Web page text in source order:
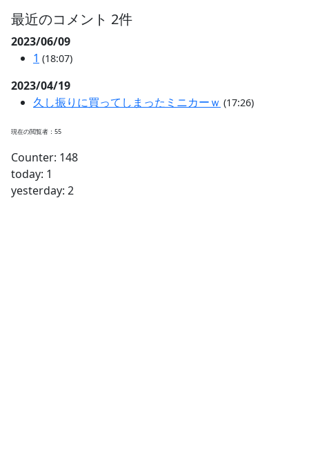
最近のコメント 2件
2023/06/09
1 (18:07)
2023/04/19
久し振りに買ってしまったミニカーｗ (17:26)
現在の閲覧者：55
Counter: 148
today: 1
yesterday: 2